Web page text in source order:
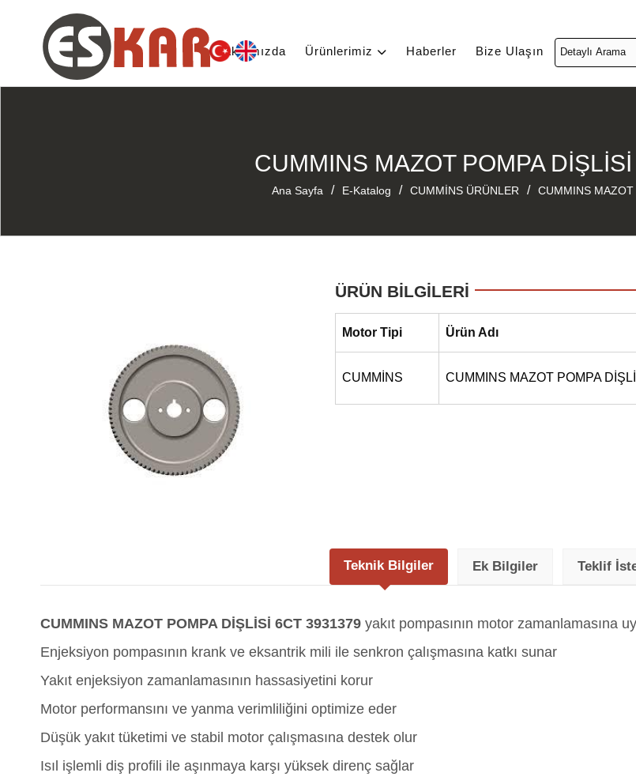
Hakkımızda Ürünlerimiz Haberler Bize Ulaşın
CUMMINS MAZOT POMPA
Ana Sayfa / E-Katalog / CUMMİNS ÜRÜNLER / CUMMINS
ÜRÜN BİLGİLERİ
Motor Tipi Ürün Adı
CUMMİNS CUMMINS MAZOT POMPA
Teknik Bilgiler Ek Bilgiler Teklif
CUMMINS MAZOT POMPA DİŞLİSİ 6CT 3931379 yakıt pompasının motor zamanlamasına
Enjeksiyon pompasının krank ve eksantrik mili ile senkron çalışmasına katkı sunar
Yakıt enjeksiyon zamanlamasının hassasiyetini korur
Motor performansını ve yanma verimliliğini optimize eder
Düşük yakıt tüketimi ve stabil motor çalışmasına destek olur
Isıl işlemli diş profili ile aşınmaya karşı yüksek direnç sağlar